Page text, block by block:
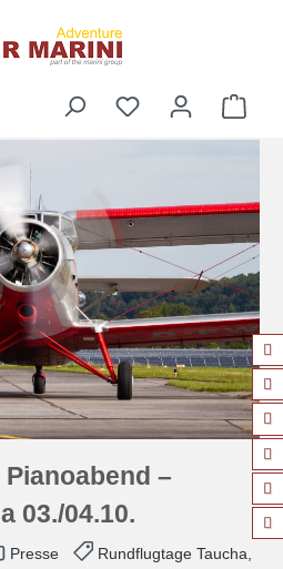
–
03./04.10.
Presse
Rundflugtage Taucha,